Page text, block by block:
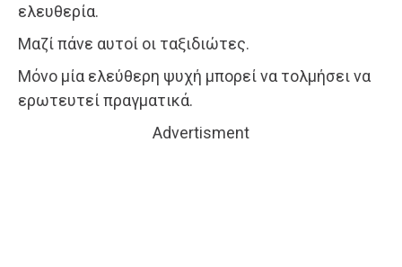
ελευθερία.
Μαζί πάνε αυτοί οι ταξιδιώτες.
Μόνο μία ελεύθερη ψυχή μπορεί να τολμήσει να
ερωτευτεί πραγματικά.
Advertisment